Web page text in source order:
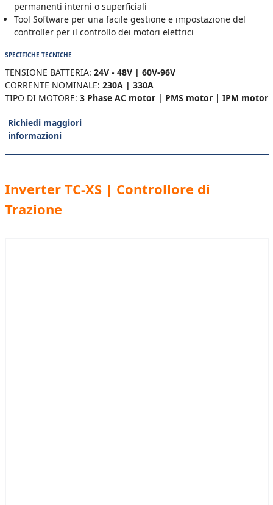
permanenti interni o superficiali
Tool Software per una facile gestione e impostazione del
controller per il controllo dei motori elettrici
SPECIFICHE TECNICHE
TENSIONE BATTERIA: 24V - 48V | 60V-96V
CORRENTE NOMINALE: 230A | 330A
TIPO DI MOTORE: 3 Phase AC motor | PMS motor | IPM motor
Richiedi maggiori
informazioni
Inverter TC-XS | Controllore di
Trazione